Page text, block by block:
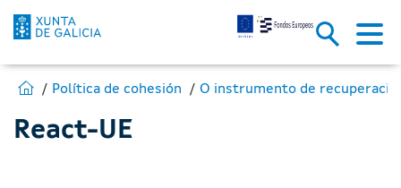
React-UE - Fondos Europeos
Skip to Main Content
Estás en:
Ir para Fondos Europeos
Política de cohesión
React-UE